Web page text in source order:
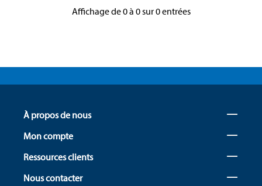
Affichage de 0 à 0 sur 0 entrées
À propos de nous
Mon compte
Ressources clients
Nous contacter